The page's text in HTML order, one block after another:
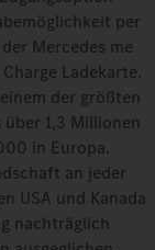
per
Mercedes me
Ladekarte.
der größten
1,3 Millionen
in Europa.
an jeder
USA und Kanada
nachträglich